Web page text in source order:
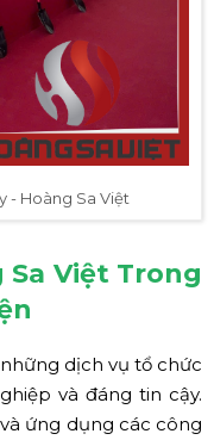
- Hoàng Sa Việt
Sa Việt Trong
dịch vụ tổ chức
và đáng tin cậy.
ứng dụng các công